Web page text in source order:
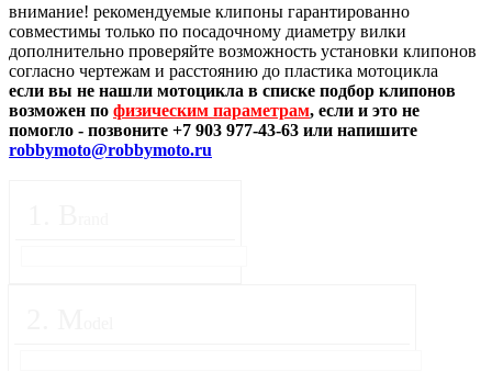
внимание! рекомендуемые клипоны гарантированно
совместимы только по посадочному диаметру вилки
дополнительно проверяйте возможность установки клипонов
согласно чертежам и расстоянию до пластика мотоцикла
если вы не нашли мотоцикла в списке подбор клипонов
возможен по физическим параметрам, если и это не
помогло - позвоните +7 903 977-43-63 или напишите
robbymoto@robbymoto.ru